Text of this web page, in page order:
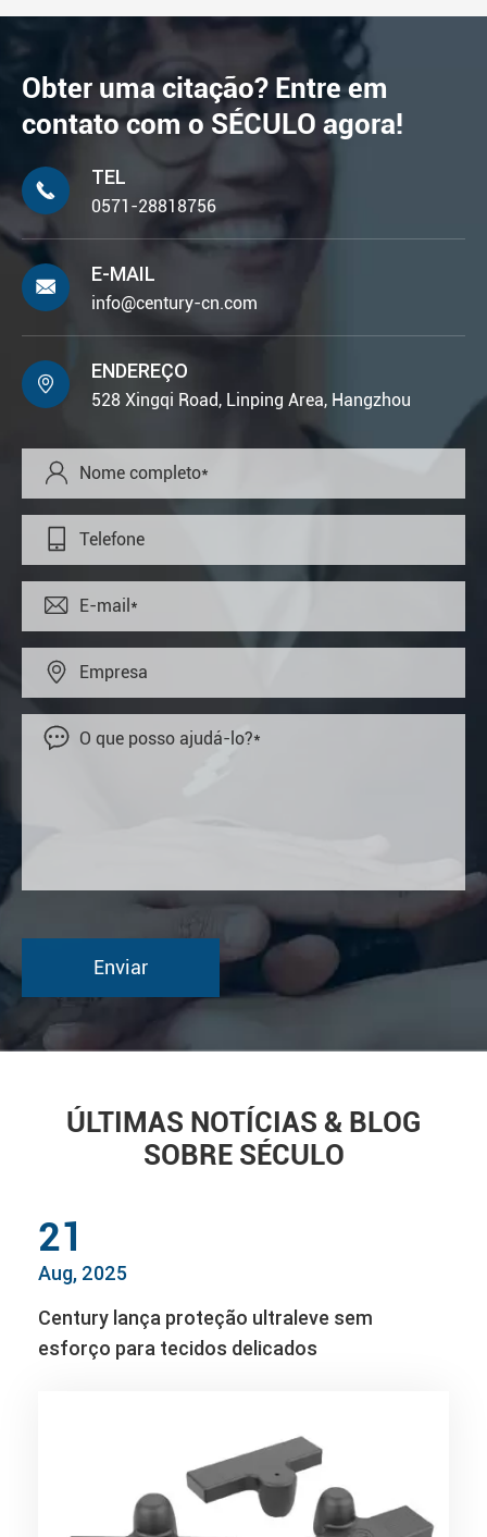
Obter uma citação? Entre em
contato com o SÉCULO agora!

TEL
0571-28818756

E-MAIL
info@century-cn.com

ENDEREÇO
528 Xingqi Road, Linping Area, Hangzhou





ÚLTIMAS NOTÍCIAS & BLOG
SOBRE SÉCULO
21
Aug, 2025
Century lança proteção ultraleve sem
esforço para tecidos delicados